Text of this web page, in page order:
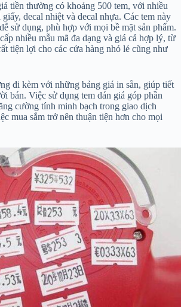
tiền thường có khoảng 500 tem, với nhiều
decal nhiệt và decal nhựa. Các tem này
sử dụng, phù hợp với mọi bề mặt sản phẩm.
nhiều mẫu mã đa dạng và giá cả hợp lý, từ
tiện lợi cho các cửa hàng nhỏ lẻ cũng như
đi kèm với những bảng giá in sẵn, giúp tiết
bán. Việc sử dụng tem dán giá góp phần
cường tính minh bạch trong giao dịch
mua sắm trở nên thuận tiện hơn cho mọi